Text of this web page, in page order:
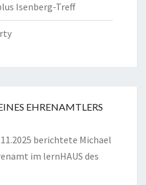
Isenberg-Treff
EHRENAMTLERS
berichtete Michael
im lernHAUS des